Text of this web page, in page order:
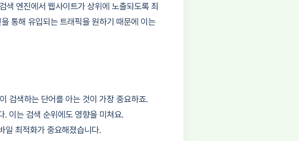
엔진에서 웹사이트가 상위에 노출되도록 최
통해 유입되는 트래픽을 원하기 때문에 이는
검색하는 단어를 아는 것이 가장 중요하죠.
. 이는 검색 순위에도 영향을 미쳐요.
일 최적화가 중요해졌습니다.